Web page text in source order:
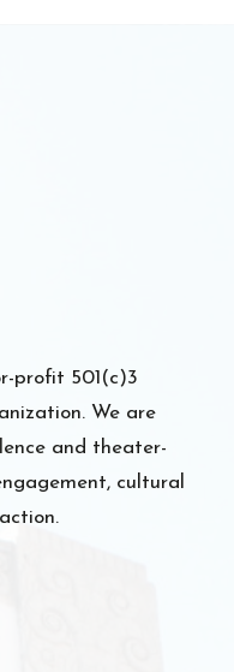
profit 501(c)3
We are
and theater-
cultural